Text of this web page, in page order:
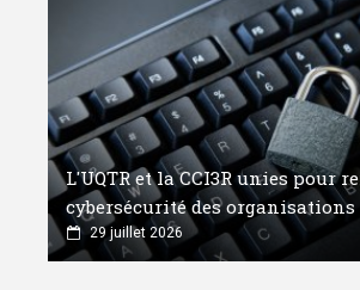
L'UQTR et la CCI3R unies pour
cybersécurité des organisations
29 juillet 2026